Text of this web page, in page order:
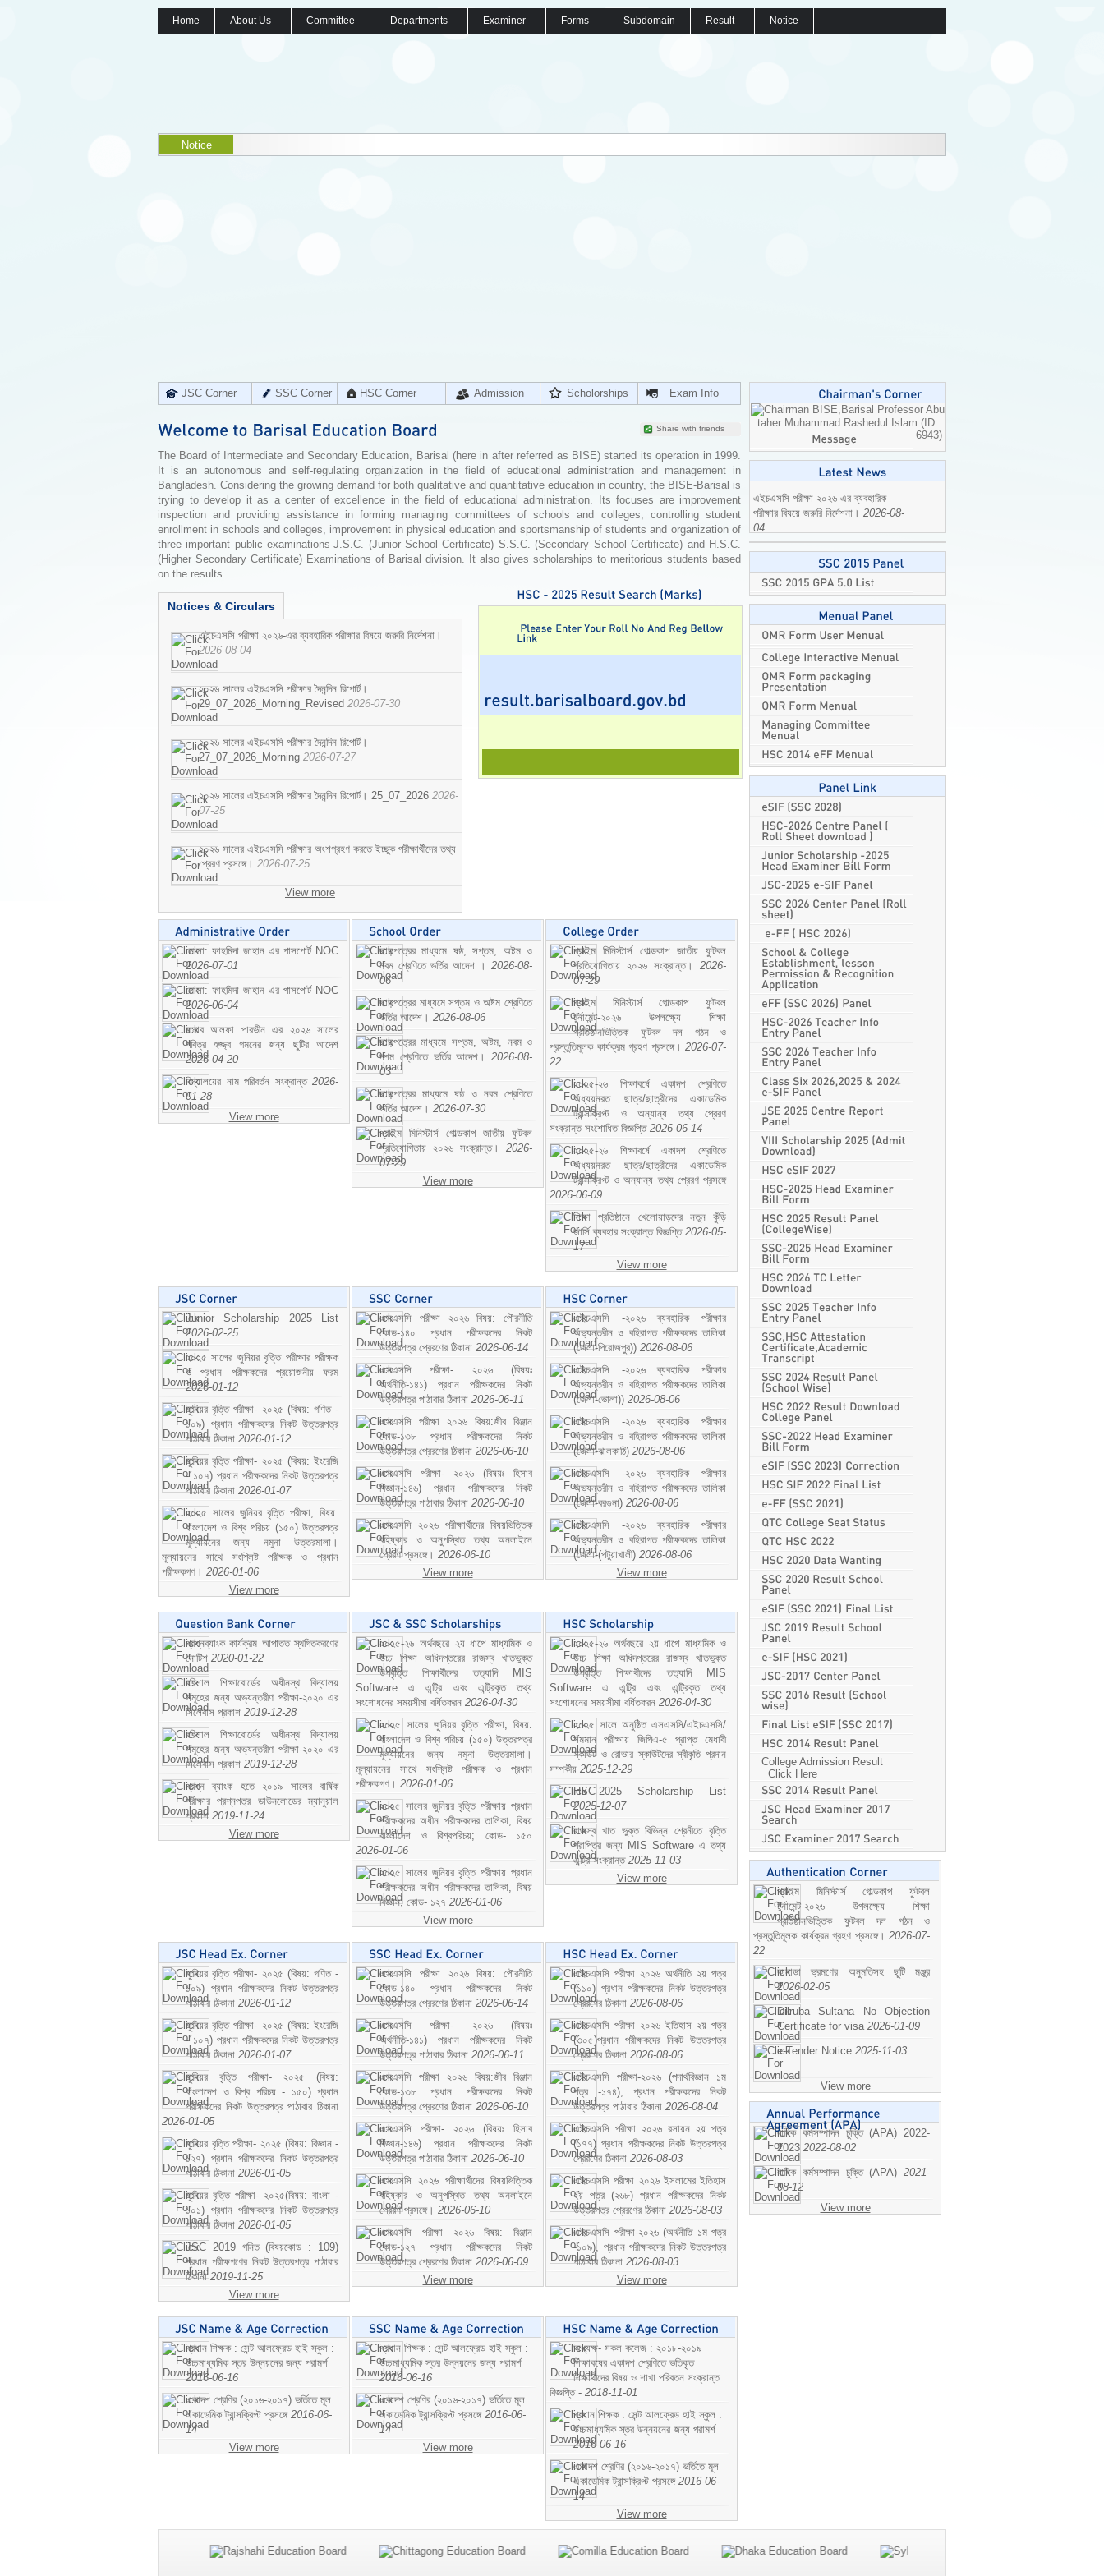
Home About Us Committee Departments Examiner Forms Subdomain Result Notice
Notice
JSC Corner SSC Corner HSC Corner Admission Scholorships Exam Info
Share with friends
The Board of Intermediate and Secondary Education, Barisal (here in after referred as BISE) started its operation in 1999.
It is an autonomous and self-regulating organization in the field of educational administration and management in
Bangladesh. Considering the growing demand for both qualitative and quantitative education in country, the BISE-Barisal is
trying to develop it as a center of excellence in the field of educational administration. Its focuses are improvement
inspection and providing assistance in forming managing committees of schools and colleges, controlling student
enrollment in schools and colleges, improvement in physical education and sportsmanship of students and organization of
three important public examinations-J.S.C. (Junior School Certificate) S.S.C. (Secondary School Certificate) and H.S.C.
(Higher Secondary Certificate) Examinations of Barisal division. It also gives scholarships to meritorious students based
on the results.
Notices & Circulars
এইচএসসি পরীক্ষা ২০২৬-এর ব্যবহারিক পরীক্ষার বিষয়ে জরুরি নির্দেশনা।
2026-08-04
২০২৬ সালের এইচএসসি পরীক্ষার দৈনন্দিন রিপোর্ট।
29_07_2026_Morning_Revised 2026-07-30
২০২৬ সালের এইচএসসি পরীক্ষার দৈনন্দিন রিপোর্ট।
27_07_2026_Morning 2026-07-27
২০২৬ সালের এইচএসসি পরীক্ষার দৈনন্দিন রিপোর্ট। 25_07_2026 2026-
07-25
২০২৬ সালের এইচএসসি পরীক্ষার অংশগ্রহণ করতে ইচ্ছুক পরীক্ষার্থীদের তথ্য
প্রেরণ প্রসঙ্গে। 2026-07-25
View more
মোসা: ফাহমিদা জাহান এর পাসপোর্ট NOC
2026-07-01
মোসা: ফাহমিদা জাহান এর পাসপোর্ট NOC
2026-06-04
জনাব আলফা পারভীন এর ২০২৬ সালের
পবিত্র হজ্জ্ব গমনের জন্য ছুটির আদেশ
2026-04-20
বিদ্যালয়ের নাম পরিবর্তন সংক্রান্ত 2026-
01-28
View more
ছাড়পত্রের মাধ্যমে ষষ্ঠ, সপ্তম, অষ্টম ও
নবম শ্রেণিতে ভর্তির আদেশ । 2026-08-
06
ছাড়পত্রের মাধ্যমে সপ্তম ও অষ্টম শ্রেণিতে
ভর্তির আদেশ। 2026-08-06
ছাড়পত্রের মাধ্যমে সপ্তম, অষ্টম, নবম ও
দশম শ্রেণিতে ভর্তির আদেশ। 2026-08-
03
ছাড়পত্রের মাধ্যমে ষষ্ঠ ও নবম শ্রেণিতে
ভর্তির আদেশ। 2026-07-30
প্রাইম মিনিস্টার্স গোল্ডকাপ জাতীয় ফুটবল
প্রতিযোগিতায় ২০২৬ সংক্রান্ত। 2026-
07-29
View more
প্রাইম মিনিস্টার্স গোল্ডকাপ জাতীয় ফুটবল
প্রতিযোগিতায় ২০২৬ সংক্রান্ত। 2026-
07-29
প্রাইম মিনিস্টার্স গোল্ডকাপ ফুটবল
টুর্নামেন্ট-২০২৬ উপলক্ষ্যে শিক্ষা
প্রতিষ্ঠানভিত্তিক ফুটবল দল গঠন ও
প্রস্তুতিমূলক কার্যক্রম গ্রহণ প্রসঙ্গে। 2026-07-
22
২০২৫-২৬ শিক্ষাবর্ষে একাদশ শ্রেণিতে
অধ্যয়নরত ছাত্র/ছাত্রীদের একাডেমিক
ট্রান্সক্রিপ্ট ও অন্যান্য তথ্য প্রেরণ
সংক্রান্ত সংশোধিত বিজ্ঞপ্তি 2026-06-14
২০২৫-২৬ শিক্ষাবর্ষে একাদশ শ্রেণিতে
অধ্যয়নরত ছাত্র/ছাত্রীদের একাডেমিক
ট্রান্সক্রিপ্ট ও অন্যান্য তথ্য প্রেরণ প্রসঙ্গে
2026-06-09
শিক্ষা প্রতিষ্ঠানে খেলোয়াড়দের নতুন কুঁড়ি
জার্সি ব্যবহার সংক্রান্ত বিজ্ঞপ্তি 2026-05-
17
View more
Junior Scholarship 2025 List
2026-02-25
২০২৫ সালের জুনিয়র বৃত্তি পরীক্ষার পরীক্ষক
ও প্রধান পরীক্ষকদের প্রয়োজনীয় ফরম
2026-01-12
জুনিয়র বৃত্তি পরীক্ষা- ২০২৫ (বিষয়: গণিত -
১০৯) প্রধান পরীক্ষকদের নিকট উত্তরপত্র
পাঠাবার ঠিকানা 2026-01-12
জুনিয়র বৃত্তি পরীক্ষা- ২০২৫ (বিষয়: ইংরেজি
- ১০৭) প্রধান পরীক্ষকদের নিকট উত্তরপত্র
পাঠাবার ঠিকানা 2026-01-07
২০২৫ সালের জুনিয়র বৃত্তি পরীক্ষা, বিষয়:
বাংলাদেশ ও বিশ্ব পরিচয় (১৫০) উত্তরপত্র
মূল্যায়নের জন্য নমুনা উত্তরমালা।
মূল্যায়নের সাথে সংশ্লিষ্ট পরীক্ষক ও প্রধান
পরীক্ষকগণ। 2026-01-06
View more
এসএসসি পরীক্ষা ২০২৬ বিষয়: পৌরনীতি
কোড-১৪০ প্রধান পরীক্ষকদের নিকট
উত্তরপত্র প্রেরণের ঠিকানা 2026-06-14
এসএসসি পরীক্ষা- ২০২৬ (বিষয়ঃ
অর্থনীতি-১৪১) প্রধান পরীক্ষকদের নিকট
উত্তরপত্র পাঠাবার ঠিকানা 2026-06-11
এসএসসি পরীক্ষা ২০২৬ বিষয়:জীব বিঞ্জান
কোড-১৩৮ প্রধান পরীক্ষকদের নিকট
উত্তরপত্র প্রেরণের ঠিকানা 2026-06-10
এসএসসি পরীক্ষা- ২০২৬ (বিষয়ঃ হিসাব
বিজ্ঞান-১৪৬) প্রধান পরীক্ষকদের নিকট
উত্তরপত্র পাঠাবার ঠিকানা 2026-06-10
এসএসসি ২০২৬ পরীক্ষার্থীদের বিষয়ভিত্তিক
বহিষ্কার ও অনুপস্থিত তথ্য অনলাইনে
প্রেরণ প্রসঙ্গে। 2026-06-10
View more
এইচএসসি -২০২৬ ব্যবহারিক পরীক্ষার
অভ্যন্তরীন ও বহিরাগত পরীক্ষকদের তালিকা
(জেলা-পিরোজপুর)) 2026-08-06
এইচএসসি -২০২৬ ব্যবহারিক পরীক্ষার
অভ্যন্তরীন ও বহিরাগত পরীক্ষকদের তালিকা
(জেলা-ভোলা)) 2026-08-06
এইচএসসি -২০২৬ ব্যবহারিক পরীক্ষার
অভ্যন্তরীন ও বহিরাগত পরীক্ষকদের তালিকা
(জেলা-ঝালকাঠি) 2026-08-06
এইচএসসি -২০২৬ ব্যবহারিক পরীক্ষার
অভ্যন্তরীন ও বহিরাগত পরীক্ষকদের তালিকা
(জেলা-বরগুনা) 2026-08-06
এইচএসসি -২০২৬ ব্যবহারিক পরীক্ষার
অভ্যন্তরীন ও বহিরাগত পরীক্ষকদের তালিকা
(জেলা-(পটুয়াখালী) 2026-08-06
View more
প্রশ্নব্যাংক কার্যক্রম আপাতত স্থগিতকরণের
নোটিশ 2020-01-22
বরিশাল শিক্ষাবোর্ডের অধীনস্থ বিদ্যালয়
সমূহের জন্য অভ্যন্তরীণ পরীক্ষা-২০২০ এর
সিলেবাস প্রকাশ 2019-12-28
বরিশাল শিক্ষাবোর্ডের অধীনস্থ বিদ্যালয়
সমূহের জন্য অভ্যন্তরীণ পরীক্ষা-২০২০ এর
সিলেবাস প্রকাশ 2019-12-28
প্রশ্ন ব্যাংক হতে ২০১৯ সালের বার্ষিক
পরীক্ষার প্রশ্নপত্র ডাউনলোডের ম্যানুয়াল
প্রকাশ 2019-11-24
View more
২০২৫-২৬ অর্থবছরে ২য় ধাপে মাধ্যমিক ও
উচ্চ শিক্ষা অধিদপ্তরের রাজস্ব খাতভুক্ত
উপবৃত্তি শিক্ষার্থীদের তত্যাদি MIS
Software এ এন্ট্রি এবং এন্ট্রিকৃত তথ্য
সংশোধনের সময়সীমা বর্ধিতকরন 2026-04-30
২০২৫ সালের জুনিয়র বৃত্তি পরীক্ষা, বিষয়:
বাংলাদেশ ও বিশ্ব পরিচয় (১৫০) উত্তরপত্র
মূল্যায়নের জন্য নমুনা উত্তরমালা।
মূল্যায়নের সাথে সংশ্লিষ্ট পরীক্ষক ও প্রধান
পরীক্ষকগণ। 2026-01-06
২০২৫ সালের জুনিয়র বৃত্তি পরীক্ষায় প্রধান
পরীক্ষকদের অধীন পরীক্ষকদের তালিকা, বিষয়
বাংলাদেশ ও বিশ্বপরিচয়; কোড- ১৫০
2026-01-06
২০২৫ সালের জুনিয়র বৃত্তি পরীক্ষায় প্রধান
পরীক্ষকদের অধীন পরীক্ষকদের তালিকা, বিষয়
বিজ্ঞান; কোড- ১২৭ 2026-01-06
View more
২০২৫-২৬ অর্থবছরে ২য় ধাপে মাধ্যমিক ও
উচ্চ শিক্ষা অধিদপ্তরের রাজস্ব খাতভুক্ত
উপবৃত্তি শিক্ষার্থীদের তত্যাদি MIS
Software এ এন্ট্রি এবং এন্ট্রিকৃত তথ্য
সংশোধনের সময়সীমা বর্ধিতকরন 2026-04-30
২০২৫ সালে অনুষ্ঠিত এসএসসি/এইচএসসি/
সমমান পরীক্ষায় জিপিএ-৫ প্রাপ্ত মেধাবী
স্কাউট ও রোভার স্কাউটদের স্বীকৃতি প্রদান
সম্পর্কীয় 2025-12-29
HSC-2025 Scholarship List
2025-12-07
রাজস্ব খাত ভুক্ত বিভিন্ন শ্রেনীতে বৃত্তি
প্রাপ্তির জন্য MIS Software এ তথ্য
এন্ট্রি সংক্রান্ত 2025-11-03
View more
জুনিয়র বৃত্তি পরীক্ষা- ২০২৫ (বিষয়: গণিত -
১০৯) প্রধান পরীক্ষকদের নিকট উত্তরপত্র
পাঠাবার ঠিকানা 2026-01-12
জুনিয়র বৃত্তি পরীক্ষা- ২০২৫ (বিষয়: ইংরেজি
- ১০৭) প্রধান পরীক্ষকদের নিকট উত্তরপত্র
পাঠাবার ঠিকানা 2026-01-07
জুনিয়র বৃত্তি পরীক্ষা- ২০২৫ (বিষয়:
বাংলাদেশ ও বিশ্ব পরিচয় - ১৫০) প্রধান
পরীক্ষকদের নিকট উত্তরপত্র পাঠাবার ঠিকানা
2026-01-05
জুনিয়র বৃত্তি পরীক্ষা- ২০২৫ (বিষয়: বিজ্ঞান -
১২৭) প্রধান পরীক্ষকদের নিকট উত্তরপত্র
পাঠাবার ঠিকানা 2026-01-05
জুনিয়র বৃত্তি পরীক্ষা- ২০২৫(বিষয়: বাংলা -
১০১) প্রধান পরীক্ষকদের নিকট উত্তরপত্র
পাঠাবার ঠিকানা 2026-01-05
JSC 2019 গনিত (বিষয়কোড : 109)
প্রধান পরীক্ষগণের নিকট উত্তরপত্র পাঠাবার
ঠিকানা2019-11-25
View more
এসএসসি পরীক্ষা ২০২৬ বিষয়: পৌরনীতি
কোড-১৪০ প্রধান পরীক্ষকদের নিকট
উত্তরপত্র প্রেরণের ঠিকানা 2026-06-14
এসএসসি পরীক্ষা- ২০২৬ (বিষয়ঃ
অর্থনীতি-১৪১) প্রধান পরীক্ষকদের নিকট
উত্তরপত্র পাঠাবার ঠিকানা 2026-06-11
এসএসসি পরীক্ষা ২০২৬ বিষয়:জীব বিঞ্জান
কোড-১৩৮ প্রধান পরীক্ষকদের নিকট
উত্তরপত্র প্রেরণের ঠিকানা 2026-06-10
এসএসসি পরীক্ষা- ২০২৬ (বিষয়ঃ হিসাব
বিজ্ঞান-১৪৬) প্রধান পরীক্ষকদের নিকট
উত্তরপত্র পাঠাবার ঠিকানা 2026-06-10
এসএসসি ২০২৬ পরীক্ষার্থীদের বিষয়ভিত্তিক
বহিষ্কার ও অনুপস্থিত তথ্য অনলাইনে
প্রেরণ প্রসঙ্গে। 2026-06-10
এসএসসি পরীক্ষা ২০২৬ বিষয়: বিঞ্জান
কোড-১২৭ প্রধান পরীক্ষকদের নিকট
উত্তরপত্র প্রেরণের ঠিকানা 2026-06-09
View more
এইচএসসি পরীক্ষা ২০২৬ অর্থনীতি ২য় পত্র
(১১০) প্রধান পরীক্ষকদের নিকট উত্তরপত্র
প্রেরণের ঠিকানা 2026-08-06
এইচএসসি পরীক্ষা ২০২৬ ইতিহাস ২য় পত্র
(৩০৫)প্রধান পরীক্ষকদের নিকট উত্তরপত্র
প্রেরণের ঠিকানা 2026-08-06
এইচএসসি পরীক্ষা-২০২৬ (পদার্থবিজ্ঞান ১ম
পত্র -১৭৪), প্রধান পরীক্ষকদের নিকট
উত্তরপত্র পাঠাবার ঠিকানা 2026-08-04
এইচএসসি পরীক্ষা ২০২৬ রসায়ন ২য় পত্র
(১৭৭) প্রধান পরীক্ষকদের নিকট উত্তরপত্র
প্রেরণের ঠিকানা 2026-08-03
এইচএসসি পরীক্ষা ২০২৬ ইসলামের ইতিহাস
২য় পত্র (২৬৮) প্রধান পরীক্ষকদের নিকট
উত্তরপত্র প্রেরণের ঠিকানা 2026-08-03
এইচএসসি পরীক্ষা-২০২৬ (অর্থনীতি ১ম পত্র
-১০৯), প্রধান পরীক্ষকদের নিকট উত্তরপত্র
পাঠাবার ঠিকানা 2026-08-03
View more
প্রধান শিক্ষক : সেন্ট আলফ্রেড হাই স্কুল :
উচ্চমাধ্যমিক স্তর উন্নয়নের জন্য পরামর্শ
2016-06-16
একাদশ শ্রেণির (২০১৬-২০১৭) ভর্তিতে মূল
একাডেমিক ট্রান্সক্রিপ্ট প্রসঙ্গে 2016-06-
14
View more
প্রধান শিক্ষক : সেন্ট আলফ্রেড হাই স্কুল :
উচ্চমাধ্যমিক স্তর উন্নয়নের জন্য পরামর্শ
2016-06-16
একাদশ শ্রেণির (২০১৬-২০১৭) ভর্তিতে মূল
একাডেমিক ট্রান্সক্রিপ্ট প্রসঙ্গে 2016-06-
14
View more
অধ্যক্ষ- সকল কলেজ : ২০১৮-২০১৯
শিক্ষাবষের একাদশ শ্রেণিতে ভতিকৃত
শিক্ষাথীদের বিষয় ও শাখা পরিবতন সংক্রান্ত
বিজ্ঞপ্তি - 2018-11-01
প্রধান শিক্ষক : সেন্ট আলফ্রেড হাই স্কুল :
উচ্চমাধ্যমিক স্তর উন্নয়নের জন্য পরামর্শ
2016-06-16
একাদশ শ্রেণির (২০১৬-২০১৭) ভর্তিতে মূল
একাডেমিক ট্রান্সক্রিপ্ট প্রসঙ্গে 2016-06-
14
View more
Professor Abu
taher Muhammad Rashedul Islam (ID.
6943)
এইচএসসি পরীক্ষা ২০২৬-এর ব্যবহারিক
পরীক্ষার বিষয়ে জরুরি নির্দেশনা।2026-08-
College Admission Result
Click Here
প্রাইম মিনিস্টার্স গোল্ডকাপ ফুটবল
টুর্নামেন্ট-২০২৬ উপলক্ষ্যে শিক্ষা
প্রতিষ্ঠানভিত্তিক ফুটবল দল গঠন ও
প্রস্তুতিমূলক কার্যক্রম গ্রহণ প্রসঙ্গে। 2026-07-
22
কানাডা ভ্রমণের অনুমতিসহ ছুটি মঞ্জুর
2026-02-05
Dilruba Sultana No Objection
Certificate for visa 2026-01-09
e-Tender Notice 2025-11-03
View more
বাষিক কর্মসম্পাদন চুক্তি (APA) 2022-
2023 2022-08-02
বাষিক কর্মসম্পাদন চুক্তি (APA) 2021-
08-12
View more